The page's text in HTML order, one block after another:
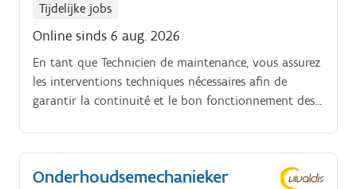
Tijdelijke jobs
Online sinds 6 aug. 2026
En tant que Technicien de maintenance, vous assurez
les interventions techniques nécessaires afin de
garantir la continuité et le bon fonctionnement des
sur les installations de production Diagnostiquer et
résoudre les problèmes mécaniques Effectuer les
Onderhoudsemechanieker